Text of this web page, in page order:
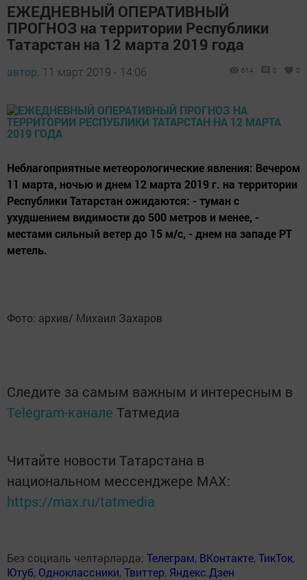
ЕЖЕДНЕВНЫЙ ОПЕРАТИВНЫЙ
ПРОГНОЗ на территории Республики
Татарстан на 12 марта 2019 года
автор, 11 март 2019 - 14:06 614 0 0
Неблагоприятные метеорологические явления: Вечером
11 марта, ночью и днем 12 марта 2019 г. на территории
Республики Татарстан ожидаются: - туман с
ухудшением видимости до 500 метров и менее, -
местами сильный ветер до 15 м/с, - днем на западе РТ
метель.
Фото: архив/ Михаил Захаров
Следите за самым важным и интересным в
Telegram-канале Татмедиа
Читайте новости Татарстана в
национальном мессенджере MАХ:
https://max.ru/tatmedia
Без социаль челтәрләрдә: Телеграм, ВКонтакте,ТикТок,
Ютуб, Одноклассники,Твиттер, Яндекс.Дзен